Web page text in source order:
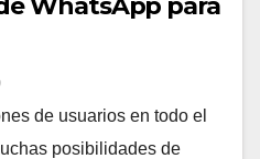
de usuarios en todo el
posibilidades de